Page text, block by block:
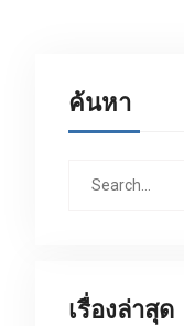
ค้นหา
เรื่องล่าสุด